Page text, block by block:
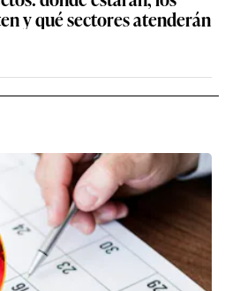
y qué sectores atenderán